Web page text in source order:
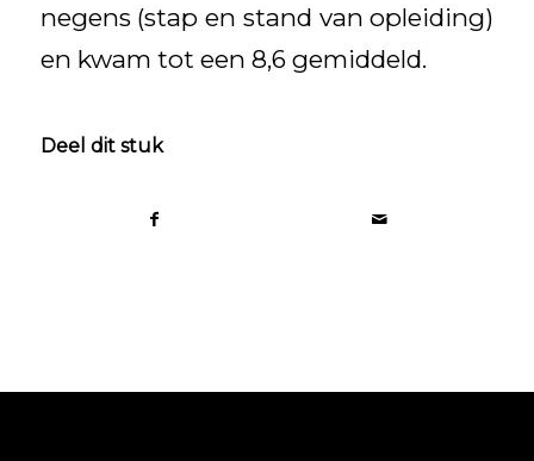
negens (stap en stand van opleiding)
en kwam tot een 8,6 gemiddeld.
Deel dit stuk